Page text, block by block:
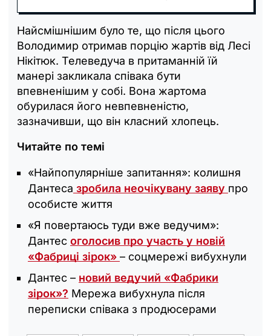
Найсмішнішим було те, що після цього
Володимир отримав порцію жартів від Лесі
Нікітюк. Телеведуча в притаманній їй
манері закликала співака бути
впевненішим у собі. Вона жартома
обурилася його невпевненістю,
зазначивши, що він класний хлопець.
Читайте по темі
«Найпопулярніше запитання»: колишня
Дантеса зробила неочікувану заяву про
особисте життя
«Я повертаюсь туди вже ведучим»:
Дантес оголосив про участь у новій
«Фабриці зірок» – соцмережі вибухнули
Дантес – новий ведучий «Фабрики
зірок»? Мережа вибухнула після
переписки співака з продюсерами